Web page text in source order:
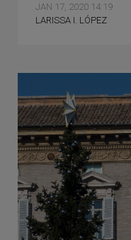
JAN 17, 2020 14:19
LARISSA I. LÓPEZ